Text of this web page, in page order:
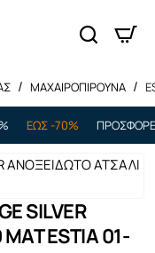
ΜΑΧΑΙΡΟΠΙΡΟΥΝΑ
ΕΩΣ -70% ΠΡΟΣΦΟΡΕΣ
SILVER
ESTIA 01-